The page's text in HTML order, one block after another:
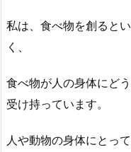
私は、食べ物を創ると
く、
食べ物が人の身体にど
受け持っています。
人や動物の身体にとっ